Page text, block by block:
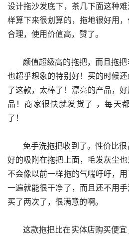
设计拖沙发底下，茶几下面这种
样算下来很划算的，拖地很好用
合理，使用价值高，赞了。
也超乎想象的特别好！买的时候
了这款，太棒了！漂亮的产品，
品！商家很快就发货了 ，每天
了！
好的吸附在拖把上面，毛发灰尘
不会像以前一样拖的气喘吁吁，
一遍就能很干净了，而且还不用
买了两次了，很满意的啊。